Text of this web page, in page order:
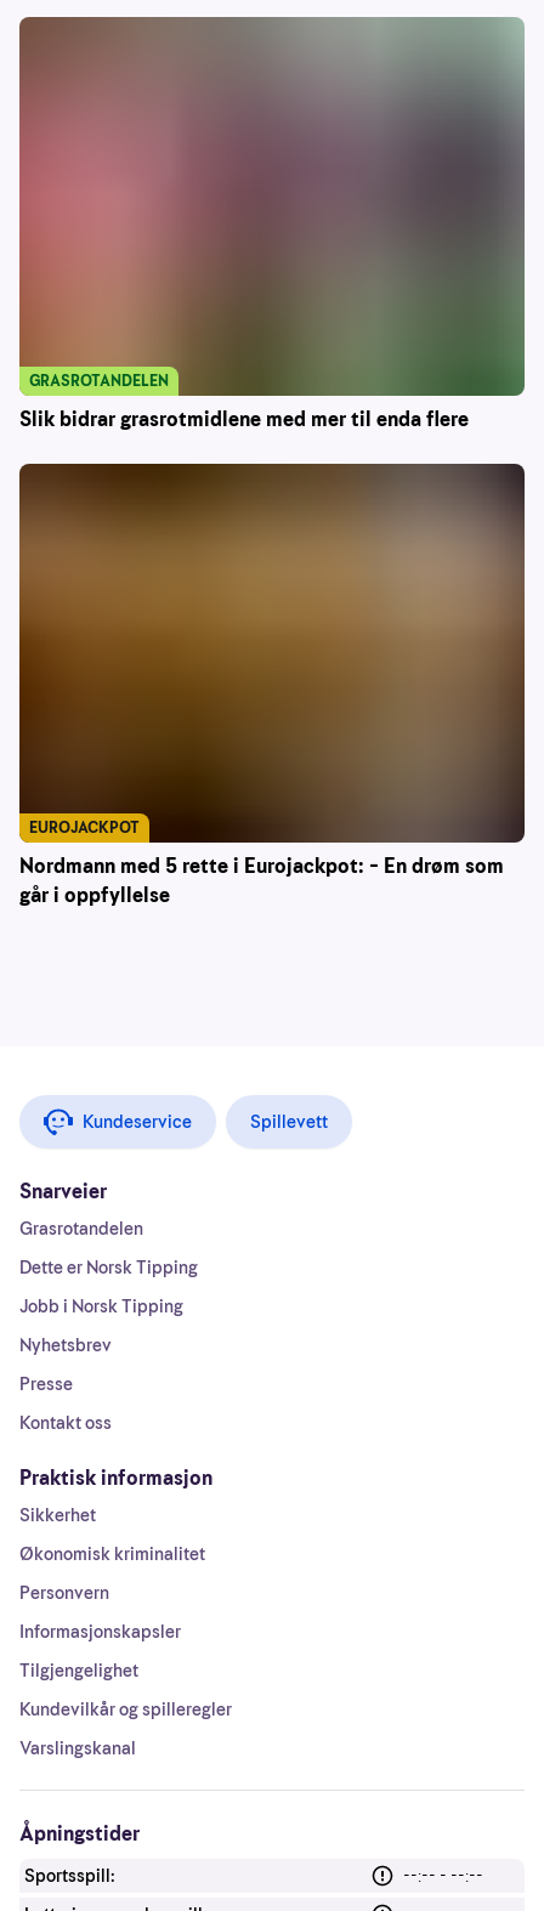
Slik bidrar grasrotmidlene med mer til enda flere
GRASROTANDELEN
Nordmann med 5 rette i Eurojackpot: – En drøm som
går i oppfyllelse
EUROJACKPOT
Kundeservice Spillevett
Snarveier
Grasrotandelen
Dette er Norsk Tipping
Jobb i Norsk Tipping
Nyhetsbrev
Presse
Kontakt oss
Praktisk informasjon
Sikkerhet
Økonomisk kriminalitet
Personvern
Informasjonskapsler
Tilgjengelighet
Kundevilkår og spilleregler
Varslingskanal
Åpningstider
Sportsspill:
--:-- - --:--